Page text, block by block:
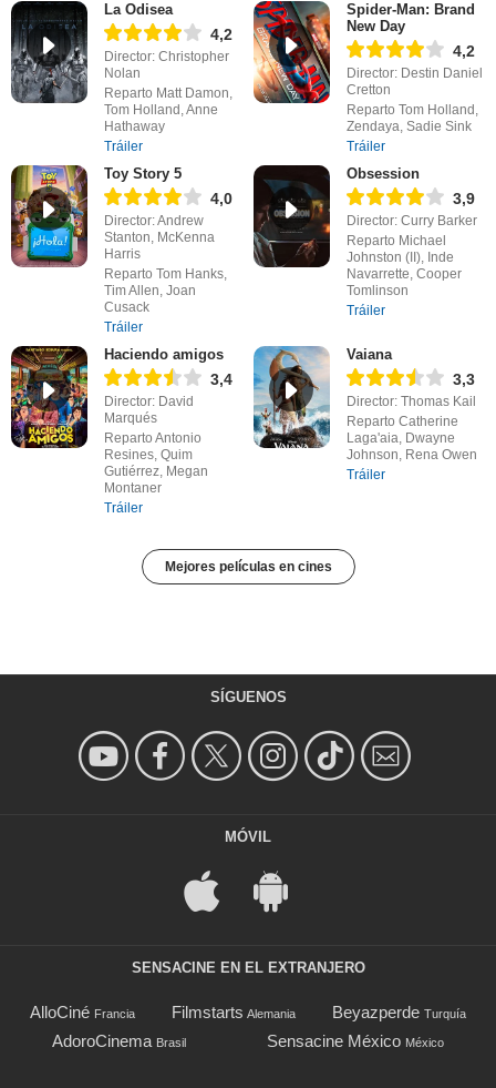
La Odisea
4,2
Director: Christopher
Nolan
Reparto Matt Damon,
Tom Holland, Anne
Hathaway
Tráiler
Spider-Man: Brand
New Day
4,2
Director: Destin Daniel
Cretton
Reparto Tom Holland,
Zendaya, Sadie Sink
Tráiler
Toy Story 5
4,0
Director: Andrew
Stanton, McKenna
Harris
Reparto Tom Hanks,
Tim Allen, Joan
Cusack
Tráiler
Obsession
3,9
Director: Curry Barker
Reparto Michael
Johnston (II), Inde
Navarrette, Cooper
Tomlinson
Tráiler
Haciendo amigos
3,4
Director: David
Marqués
Reparto Antonio
Resines, Quim
Gutiérrez, Megan
Montaner
Tráiler
Vaiana
3,3
Director: Thomas Kail
Reparto Catherine
Laga'aia, Dwayne
Johnson, Rena Owen
Tráiler
Mejores películas en cines
SÍGUENOS
MÓVIL
SENSACINE EN EL EXTRANJERO
AlloCiné Francia Filmstarts Alemania Beyazperde Turquía
AdoroCinema Brasil Sensacine México México